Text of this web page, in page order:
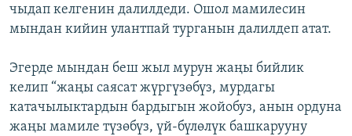
чыдап келгенин далилдеди. Ошол мамилесин
мындан кийин улантпай турганын далилдеп атат.
Эгерде мындан беш жыл мурун жаңы бийлик
келип “жаңы саясат жүргүзөбүз, мурдагы
катачылыктардын бардыгын жойобуз, анын ордуна
жаңы мамиле түзөбүз, үй-бүлөлүк башкарууну